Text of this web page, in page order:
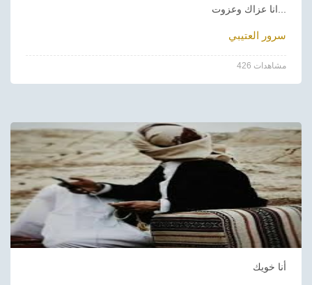
سرور العتيبي
426 مشاهدات
أنا خويك